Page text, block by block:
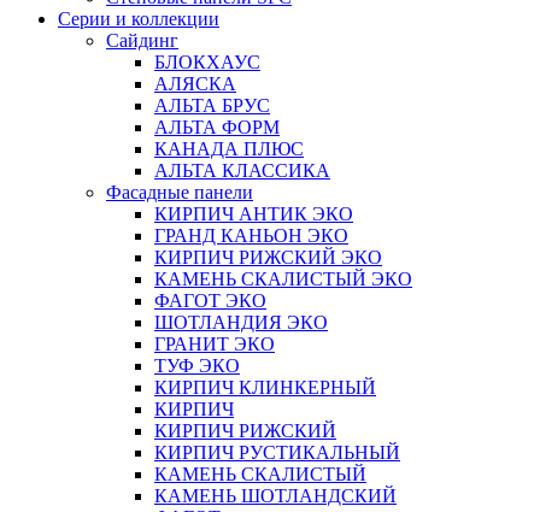
Серии и коллекции
Сайдинг
БЛОКХАУС
АЛЯСКА
АЛЬТА БРУС
АЛЬТА ФОРМ
КАНАДА ПЛЮС
АЛЬТА КЛАССИКА
Фасадные панели
КИРПИЧ АНТИК ЭКО
ГРАНД КАНЬОН ЭКО
КИРПИЧ РИЖСКИЙ ЭКО
КАМЕНЬ СКАЛИСТЫЙ ЭКО
ФАГОТ ЭКО
ШОТЛАНДИЯ ЭКО
ГРАНИТ ЭКО
ТУФ ЭКО
КИРПИЧ КЛИНКЕРНЫЙ
КИРПИЧ
КИРПИЧ РИЖСКИЙ
КИРПИЧ РУСТИКАЛЬНЫЙ
КАМЕНЬ СКАЛИСТЫЙ
КАМЕНЬ ШОТЛАНДСКИЙ